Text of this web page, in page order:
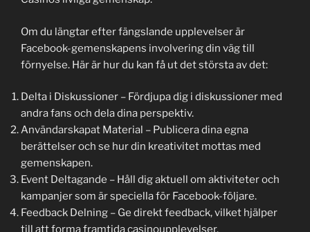
Om du längtar efter fängslande upplevelser är
Facebook-gemenskapens involvering din väg till
förnyelse. Här är hur du kan få ut det största av det:
Delta i Diskussioner – Fördjupa dig i diskussioner med
andra fans och dela dina perspektiv.
Användarskapat Material – Publicera dina egna
berättelser och se hur din kreativitet mottas med
gemenskapen.
Event Deltagande – Håll dig aktuell om aktiviteter och
kampanjer som är speciella för Facebook-följare.
Feedback Delning – Ge direkt feedback, vilket hjälper
till att forma framtida casinoupplevelser.